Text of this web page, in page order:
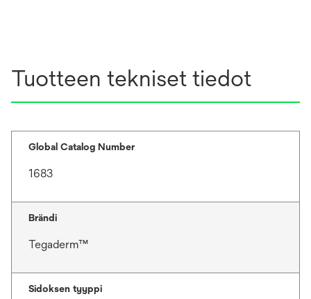
Tuotteen tekniset tiedot
Global Catalog Number
1683
Brändi
Tegaderm™
Sidoksen tyyppi